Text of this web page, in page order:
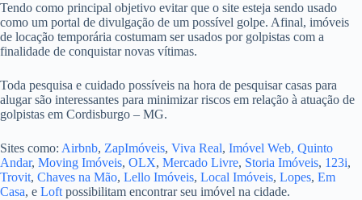
Tendo como principal objetivo evitar que o site esteja sendo usado
como um portal de divulgação de um possível golpe. Afinal, imóveis
de locação temporária costumam ser usados por golpistas com a
finalidade de conquistar novas vítimas.
Toda pesquisa e cuidado possíveis na hora de pesquisar casas para
alugar são interessantes para minimizar riscos em relação à atuação de
golpistas em Cordisburgo – MG.
Sites como: Airbnb, ZapImóveis, Viva Real, Imóvel Web, Quinto
Andar, Moving Imóveis, OLX, Mercado Livre, Storia Imóveis, 123i,
Trovit, Chaves na Mão, Lello Imóveis, Local Imóveis, Lopes, Em
Casa, e Loft possibilitam encontrar seu imóvel na cidade.